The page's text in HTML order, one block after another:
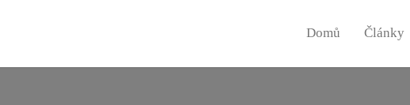
Domů Články